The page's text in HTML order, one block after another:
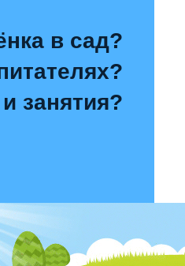
в сад?
занятия?